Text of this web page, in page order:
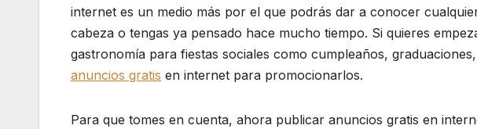
internet es un medio más por el que podrás dar a conocer
cabeza o tengas ya pensado hace mucho tiempo. Si quieres
gastronomía para fiestas sociales como cumpleaños,
anuncios gratis en internet para promocionarlos.
Para que tomes en cuenta, ahora publicar anuncios gratis en